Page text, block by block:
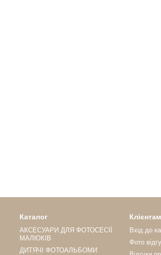
Каталог
АКСЕСУАРИ ДЛЯ ФОТОСЕСІЇ
МАЛЮКІВ
ДИТЯЧІ ФОТОАЛЬБОМИ
Клієнтам
Вхід до
Фото